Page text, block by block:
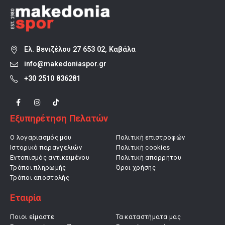
Ελ. Βενιζέλου 27 653 02, Καβάλα
info@makedoniaspor.gr
+30 2510 836281
Εξυπηρέτηση Πελατών
Ο λογαριασμός μου
Ιστορικό παραγγελιών
Εντοπισμός αντικειμένου
Τρόποι πληρωμής
Τρόποι αποστολής
Πολιτική επιστροφών
Πολιτική cookies
Πολιτική απορρήτου
Όροι χρήσης
Εταιρία
Ποιοι είμαστε
Τα καταστήματα μας